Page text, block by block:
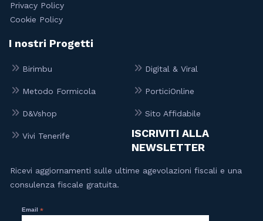
Privacy Policy
Cookie Policy
I nostri Progetti
Birimbu Digital & Viral
Metodo Formicola PorticiOnline
D&Vshop Sito Affidabile
Vivi Tenerife
ISCRIVITI ALLA
NEWSLETTER
Ricevi aggiornamenti sulle ultime agevolazioni fiscali e una
consulenza fiscale gratuita.
Email *